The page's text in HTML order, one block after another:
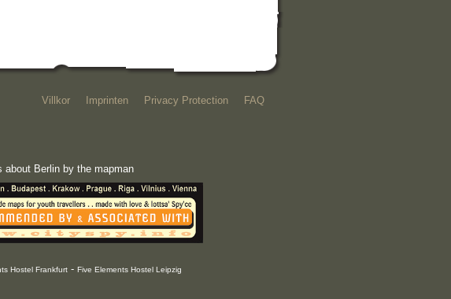
Villkor Imprinten Privacy Protection FAQ
about Berlin by the mapman
Hostel Frankfurt - Five Elements Hostel Leipzig